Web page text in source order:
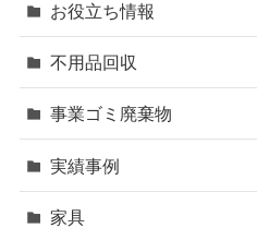
お役立ち情報
不用品回収
事業ゴミ廃棄物
実績事例
家具